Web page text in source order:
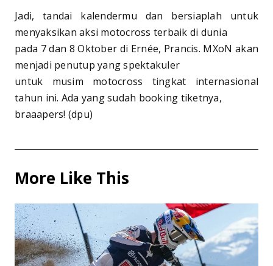
Jadi, tandai kalendermu dan bersiaplah untuk
menyaksikan aksi motocross terbaik di dunia
pada 7 dan 8 Oktober di Ernée, Prancis. MXoN akan
menjadi penutup yang spektakuler
untuk musim motocross tingkat internasional
tahun ini. Ada yang sudah booking tiketnya,
braaapers! (dpu)
More Like This